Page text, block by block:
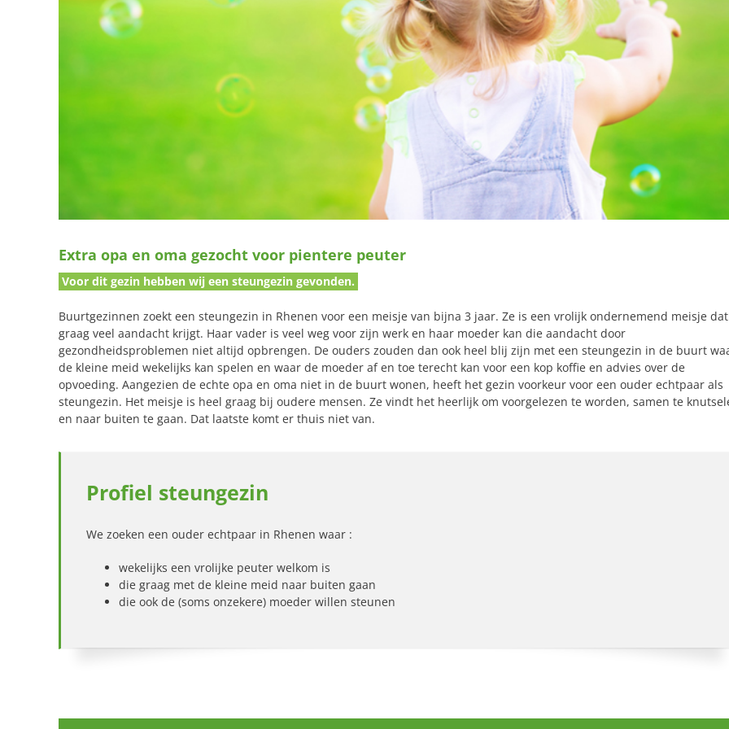
Extra opa en oma gezocht voor pientere peuter
Voor dit gezin hebben wij een steungezin gevonden.
Buurtgezinnen zoekt een steungezin in Rhenen voor een meisje van bijna 3 jaar. Ze is een vrolijk ondernemend meisje dat
graag veel aandacht krijgt. Haar vader is veel weg voor zijn werk en haar moeder kan die aandacht door
gezondheidsproblemen niet altijd opbrengen. De ouders zouden dan ook heel blij zijn met een steungezin in de buurt
de kleine meid wekelijks kan spelen en waar de moeder af en toe terecht kan voor een kop koffie en advies over de
opvoeding. Aangezien de echte opa en oma niet in de buurt wonen, heeft het gezin voorkeur voor een ouder echtpaar als
steungezin. Het meisje is heel graag bij oudere mensen. Ze vindt het heerlijk om voorgelezen te worden, samen te
en naar buiten te gaan. Dat laatste komt er thuis niet van.
Profiel steungezin
We zoeken een ouder echtpaar in Rhenen waar :
wekelijks een vrolijke peuter welkom is
die graag met de kleine meid naar buiten gaan
die ook de (soms onzekere) moeder willen steunen